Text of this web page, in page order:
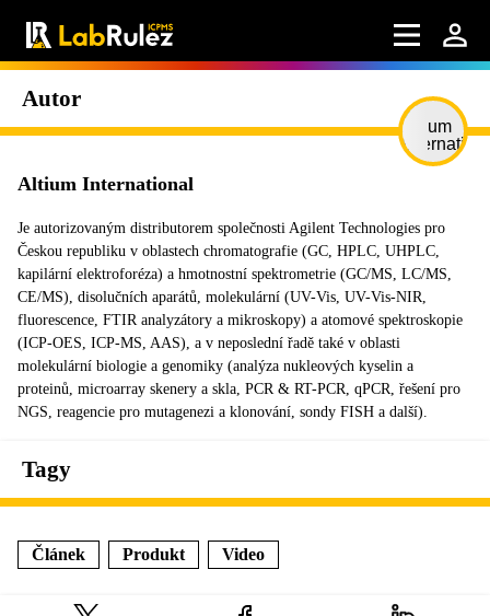
Autor
Altium International
Je autorizovaným distributorem společnosti Agilent Technologies pro
Českou republiku v oblastech chromatografie (GC, HPLC, UHPLC,
kapilární elektroforéza) a hmotnostní spektrometrie (GC/MS, LC/MS,
CE/MS), disolučních aparátů, molekulární (UV-Vis, UV-Vis-NIR,
fluorescence, FTIR analyzátory a mikroskopy) a atomové spektroskopie
(ICP-OES, ICP-MS, AAS), a v neposlední řadě také v oblasti
molekulární biologie a genomiky (analýza nukleových kyselin a
proteinů, microarray skenery a skla, PCR & RT-PCR, qPCR, řešení pro
NGS, reagencie pro mutagenezi a klonování, sondy FISH a další).
Tagy
Článek Produkt Video